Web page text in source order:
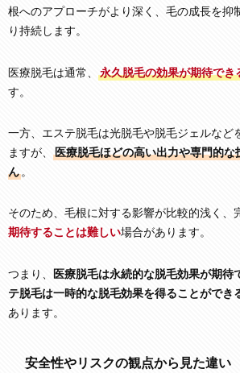
根へのアプローチがより深く、毛の成長を抑
り持続します。
医療脱毛は通常、 永久脱毛の効果が期待でき
す。
一方、エステ脱毛は光脱毛や脱毛ジェルなど
ますが、
医療脱毛ほどの高い出力や専門的な
ん 。
そのため、毛根に対する影響が比較的浅く、
期待することは難しい場合があります。
つまり、 医療脱毛は永続的な脱毛効果が期待
テ脱毛は一時的な脱毛効果を得ることができ
あります。
安全性やリスクの観点から見た違い